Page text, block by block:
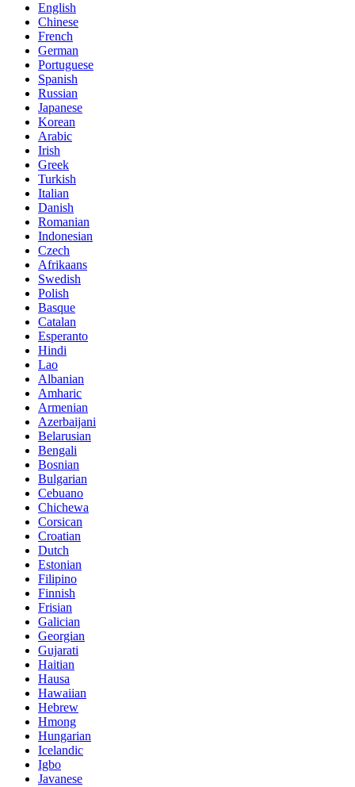
English
Chinese
French
German
Portuguese
Spanish
Russian
Japanese
Korean
Arabic
Irish
Greek
Turkish
Italian
Danish
Romanian
Indonesian
Czech
Afrikaans
Swedish
Polish
Basque
Catalan
Esperanto
Hindi
Lao
Albanian
Amharic
Armenian
Azerbaijani
Belarusian
Bengali
Bosnian
Bulgarian
Cebuano
Chichewa
Corsican
Croatian
Dutch
Estonian
Filipino
Finnish
Frisian
Galician
Georgian
Gujarati
Haitian
Hausa
Hawaiian
Hebrew
Hmong
Hungarian
Icelandic
Igbo
Javanese